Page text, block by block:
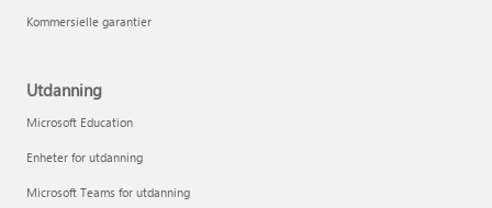
Kommersielle garantier
Utdanning
Microsoft Education
Enheter for utdanning
Microsoft Teams for utdanning